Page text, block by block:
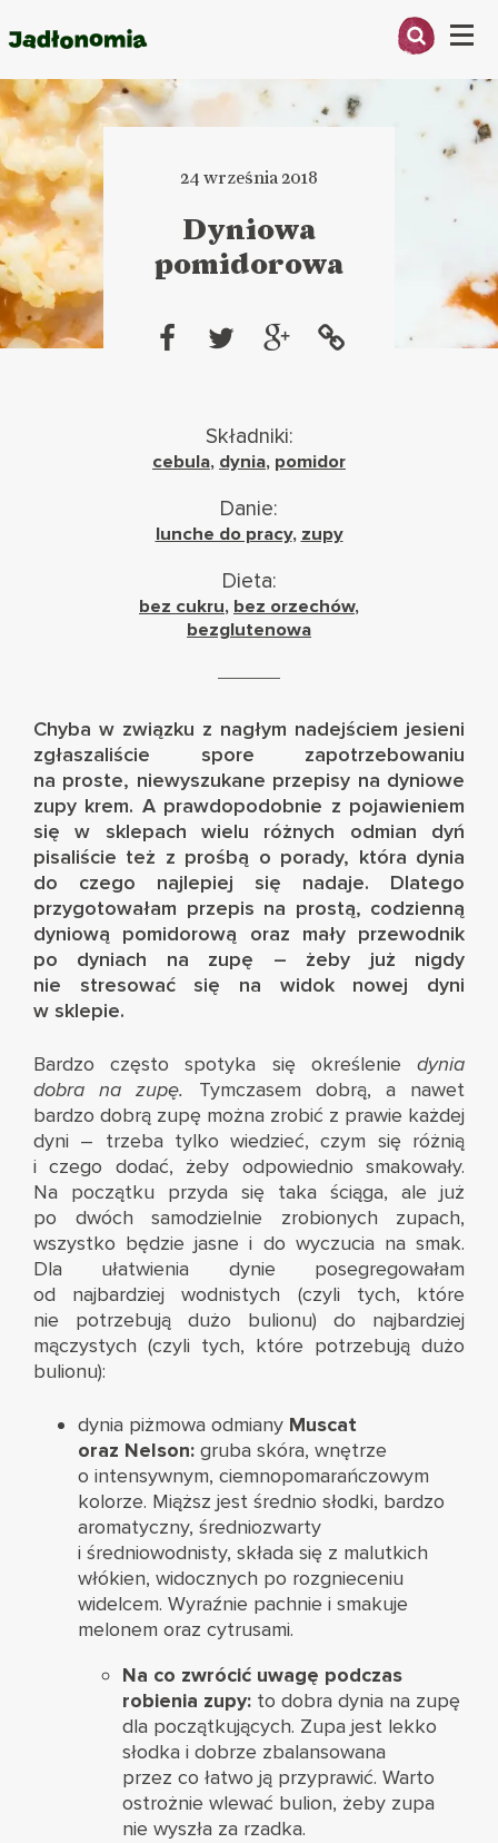
Menu
PRZEPISY
ARTYKUŁY
KSIĄŻKI
KONTAKT
24 września 2018
Dyniowa
pomidorowa
Składniki:
cebula, dynia, pomidor
Danie:
lunche do pracy, zupy
Dieta:
bez cukru, bez orzechów,
bezglutenowa
Chyba w związku z nagłym nadejściem jesieni
zgłaszaliście spore zapotrzebowaniu
na proste, niewyszukane przepisy na dyniowe
zupy krem. A prawdopodobnie z pojawieniem
się w sklepach wielu różnych odmian dyń
pisaliście też z prośbą o porady, która dynia
do czego najlepiej się nadaje. Dlatego
przygotowałam przepis na prostą, codzienną
dyniową pomidorową oraz mały przewodnik
po dyniach na zupę – żeby już nigdy
nie stresować się na widok nowej dyni
w sklepie.
Bardzo często spotyka się określenie dynia
dobra na zupę. Tymczasem dobrą, a nawet
bardzo dobrą zupę można zrobić z prawie każdej
dyni – trzeba tylko wiedzieć, czym się różnią
i czego dodać, żeby odpowiednio smakowały.
Na początku przyda się taka ściąga, ale już
po dwóch samodzielnie zrobionych zupach,
wszystko będzie jasne i do wyczucia na smak.
Dla ułatwienia dynie posegregowałam
od najbardziej wodnistych (czyli tych, które
nie potrzebują dużo bulionu) do najbardziej
mączystych (czyli tych, które potrzebują dużo
bulionu):
dynia piżmowa odmiany Muscat
oraz Nelson: gruba skóra, wnętrze
o intensywnym, ciemnopomarańczowym
kolorze. Miąższ jest średnio słodki, bardzo
aromatyczny, średniozwarty
i średniowodnisty, składa się z malutkich
włókien, widocznych po rozgnieceniu
widelcem. Wyraźnie pachnie i smakuje
melonem oraz cytrusami.
Na co zwrócić uwagę podczas
robienia zupy: to dobra dynia na zupę
dla początkujących. Zupa jest lekko
słodka i dobrze zbalansowana
przez co łatwo ją przyprawić. Warto
ostrożnie wlewać bulion, żeby zupa
nie wyszła za rzadka.